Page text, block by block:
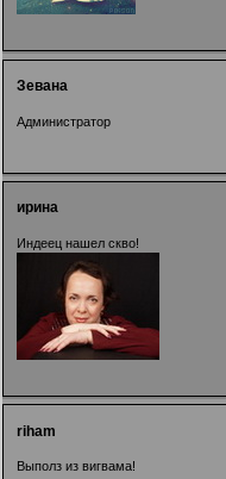
Зевана
Администратор
ирина
Индеец нашел скво!
riham
Выполз из вигвама!